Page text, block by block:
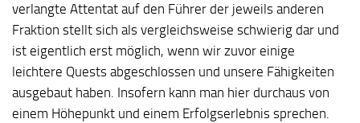
verlangte Attentat auf den Führer der jeweils anderen
Fraktion stellt sich als vergleichsweise schwierig dar und
ist eigentlich erst möglich, wenn wir zuvor einige
leichtere Quests abgeschlossen und unsere Fähigkeiten
ausgebaut haben. Insofern kann man hier durchaus von
einem Höhepunkt und einem Erfolgserlebnis sprechen.